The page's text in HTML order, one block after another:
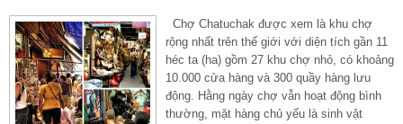
Chợ Chatuchak được xem là khu chợ
rộng nhất trên thế giới với diện tích gần 11
héc ta (ha) gồm 27 khu chợ nhỏ, có khoảng
10.000 cửa hàng và 300 quầy hàng lưu
động. Hằng ngày chợ vẫn hoạt động bình
thường, mặt hàng chủ yếu là sinh vật